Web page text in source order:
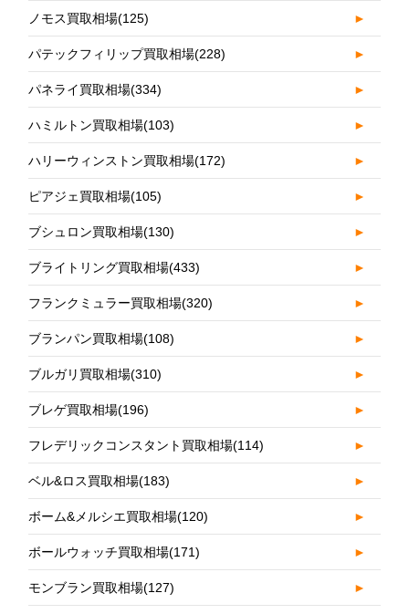
ノモス買取相場(125) ►
パテックフィリップ買取相場(228) ►
パネライ買取相場(334) ►
ハミルトン買取相場(103) ►
ハリーウィンストン買取相場(172) ►
ピアジェ買取相場(105) ►
ブシュロン買取相場(130) ►
ブライトリング買取相場(433) ►
フランクミュラー買取相場(320) ►
ブランパン買取相場(108) ►
ブルガリ買取相場(310) ►
ブレゲ買取相場(196) ►
フレデリックコンスタント買取相場(114) ►
ベル&ロス買取相場(183) ►
ボーム&メルシエ買取相場(120) ►
ボールウォッチ買取相場(171) ►
モンブラン買取相場(127) ►